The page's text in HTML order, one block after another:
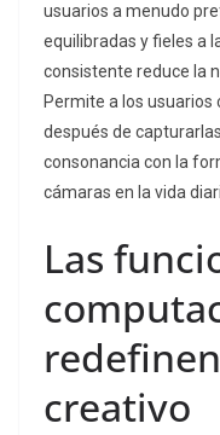
usuarios a menudo
equilibradas y fieles a
consistente reduce la
Permite a los
después de
consonancia con la
cámaras en la vida
Las
creativo